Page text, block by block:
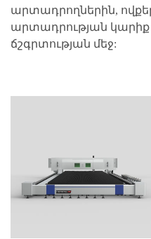
արտադրողներին,
արտադրության կարիք
ճշգրտության մեջ: